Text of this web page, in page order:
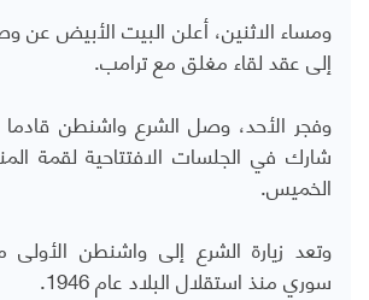
ومساء الاثنين، أعلن البيت الأبيض عن
إلى عقد لقاء مغلق مع ترامب.
وفجر الأحد، وصل الشرع واشنطن قادما
شارك في الجلسات الافتتاحية لقمة
الخميس.
وتعد زيارة الشرع إلى واشنطن
سوري منذ استقلال البلاد عام 1946.